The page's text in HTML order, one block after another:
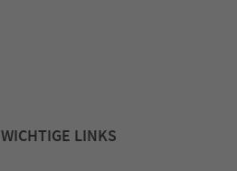
WICHTIGE LINKS